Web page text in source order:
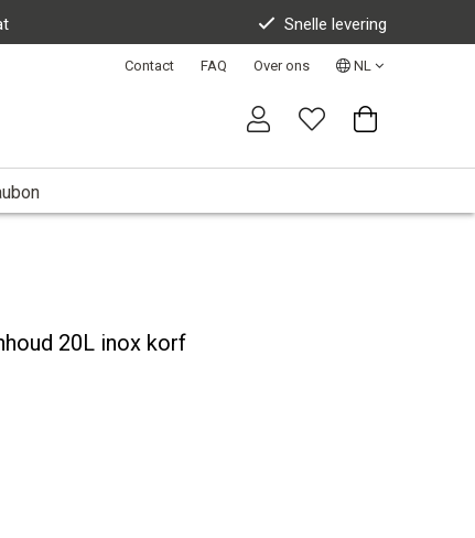
Snelle levering
Contact FAQ Over ons NL
20L inox korf